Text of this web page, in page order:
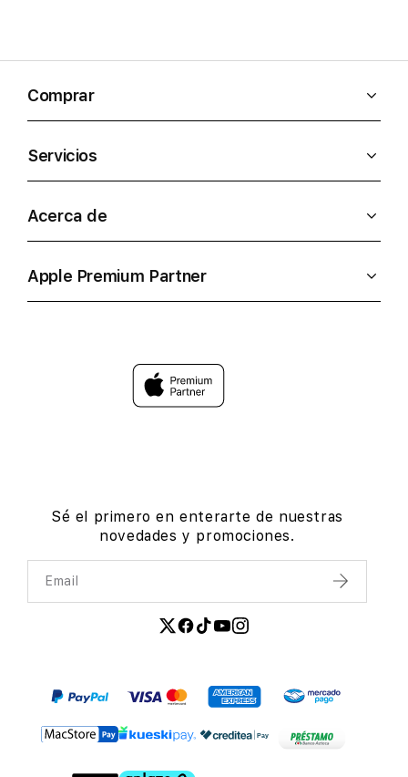
Comprar
Servicios
Acerca de
Apple Premium Partner
Sé el primero en enterarte de nuestras
novedades y promociones.
Email